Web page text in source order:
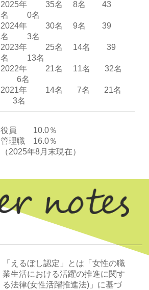
2025年 35名 8名 43
名 0名
2024年 30名 9名 39
名 3名
2023年 25名 14名 39
名 13名
2022年 21名 11名 32名
6名
2021年 14名 7名 21名
3名
役員 10.0％
管理職 16.0％
（2025年8月末現在）
「えるぼし認定」とは「女性の職
業生活における活躍の推進に関す
る法律(女性活躍推進法)」に基づ